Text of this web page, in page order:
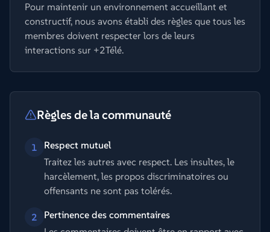
Pour maintenir un environnement accueillant et
constructif, nous avons établi des règles que tous les
membres doivent respecter lors de leurs
interactions sur +2Télé.
Règles de la communauté
1
Respect mutuel
Traitez les autres avec respect. Les insultes, le
harcèlement, les propos discriminatoires ou
offensants ne sont pas tolérés.
2
Pertinence des commentaires